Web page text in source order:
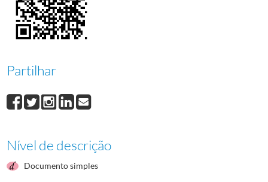
000105Maria Virgínia Lança Gomes
000106Joaquim Carlos Pereira Pinheiro
000107 Hélder Albano Baiona de Jesus
Partilhar
Nível de descrição
Documento simples